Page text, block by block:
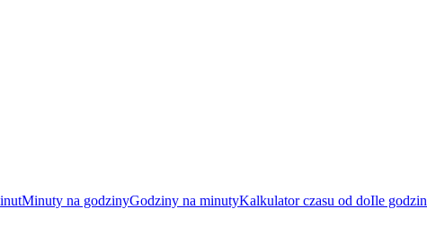
Minuty na godzinyGodziny na minutyKalkulator czasu od doIle